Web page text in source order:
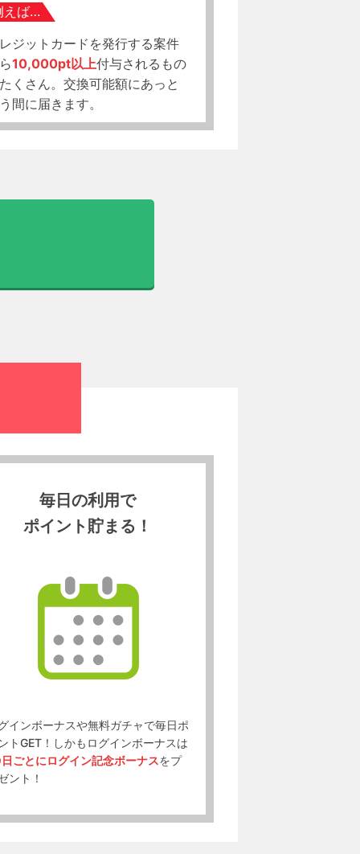
えば…
ジットカードを発行する案件
10,000pt以上付与されるもの
くさん。交換可能額にあっと
間に届きます。
毎日の利用で
ポイント貯まる！
インボーナスや無料ガチャで毎日ポ
トGET！しかもログインボーナスは
ごとにログイン記念ボーナスをプ
ント！